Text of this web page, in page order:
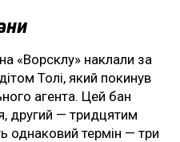
«Ворсклу» наклали за
Толі, який покинув
агента. Цей бан
другий — тридцятим
однаковий термін — три